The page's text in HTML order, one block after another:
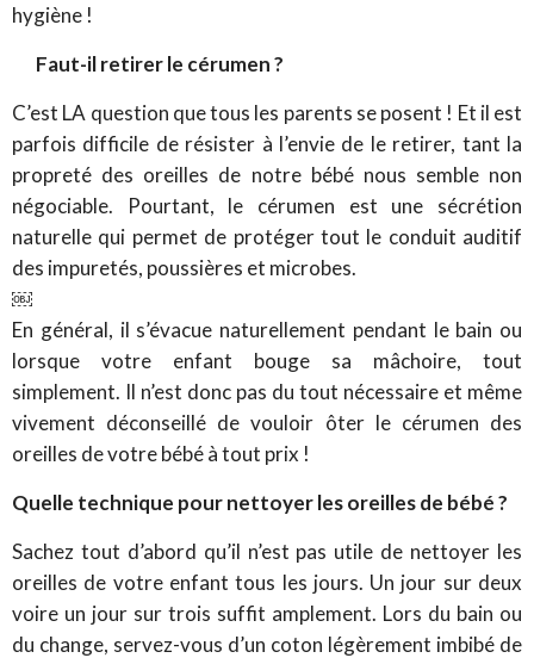
hygiène !
Faut-il retirer le cérumen ?
C’est LA question que tous les parents se posent ! Et il est
parfois difficile de résister à l’envie de le retirer, tant la
propreté des oreilles de notre bébé nous semble non
négociable. Pourtant, le cérumen est une sécrétion
naturelle qui permet de protéger tout le conduit auditif
des impuretés, poussières et microbes.
￼
En général, il s’évacue naturellement pendant le bain ou
lorsque votre enfant bouge sa mâchoire, tout
simplement. Il n’est donc pas du tout nécessaire et même
vivement déconseillé de vouloir ôter le cérumen des
oreilles de votre bébé à tout prix !
Quelle technique pour nettoyer les oreilles de bébé ?
Sachez tout d’abord qu’il n’est pas utile de nettoyer les
oreilles de votre enfant tous les jours. Un jour sur deux
voire un jour sur trois suffit amplement. Lors du bain ou
du change, servez-vous d’un coton légèrement imbibé de